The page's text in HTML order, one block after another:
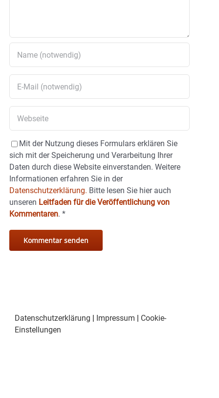
Mit der Nutzung dieses Formulars erklären Sie
sich mit der Speicherung und Verarbeitung Ihrer
Daten durch diese Website einverstanden. Weitere
Informationen erfahren Sie in der
Datenschutzerklärung. Bitte lesen Sie hier auch
unseren Leitfaden für die Veröffentlichung von
Kommentaren. *
Datenschutzerklärung | Impressum | Cookie-
Einstellungen